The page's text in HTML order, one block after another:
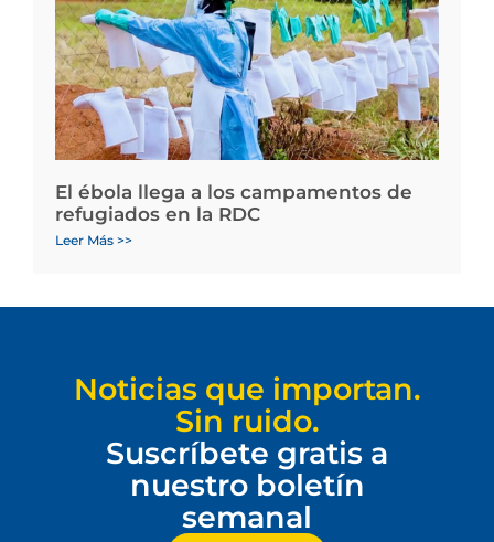
El ébola llega a los campamentos de
refugiados en la RDC
Leer Más >>
Noticias que importan.
Sin ruido.
Suscríbete gratis a
nuestro boletín
semanal